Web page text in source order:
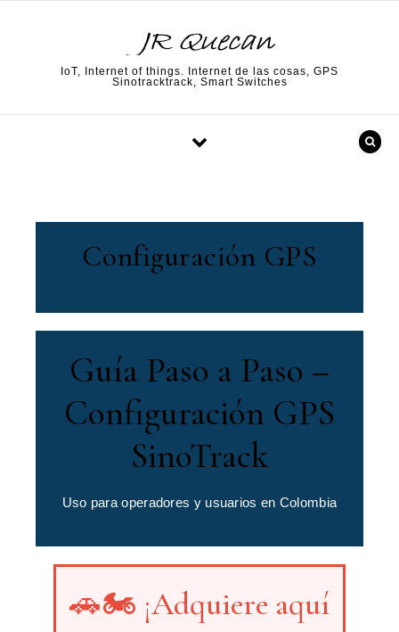
IoT, Internet of things. Internet de las cosas, GPS
Sinotracktrack, Smart Switches
Configuración GPS
Guía Paso a Paso –
Configuración GPS
SinoTrack
Uso para operadores y usuarios en Colombia
🚗🏍️ ¡Adquiere aquí